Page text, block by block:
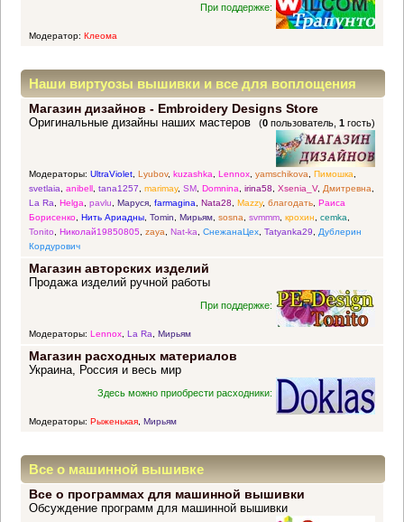
При поддержке:
Модератор: Клеома
Наши виртуозы вышивки и все для воплощения
прекрасных идей
Магазин дизайнов - Embroidery Designs Store
(0 пользователь,1 гость)
Оригинальные дизайны наших мастеров
Модераторы: UltraViolet, Lyubov, kuzashka, Lennox, yamschikova, Пимошка,
svetlaia, anibell, tana1257, marimay, SM, Domnina, irina58, Xsenia_V, Дмитревна,
La Ra, Helga, pavlu, Маруся, farmagina, Nata28, Mazzy, благодать, Раиса
Борисенко, Нить Ариадны, Tomin, Мирьям, sosna, svmmm, крохин, cemka,
Tonito, Николай19850805, zaya, Nat-ka, СнежанаЦех, Tatyanka29, Дублерин
Кордурович
Магазин авторских изделий
Продажа изделий ручной работы
При поддержке:
Модераторы: Lennox, La Ra, Мирьям
Магазин расходных материалов
Украина, Россия и весь мир
Здесь можно приобрести расходники:
Модераторы: Рыженькая, Мирьям
Все о машинной вышивке
Все о программах для машинной вышивки
Обсуждение программ для машинной вышивки